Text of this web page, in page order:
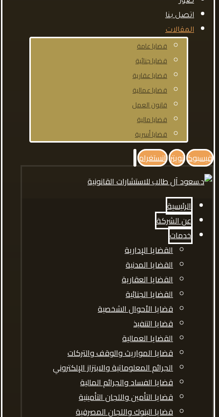
اتصل بنا
المقالات
قضايا عامة
قضايا جنائية
قضايا عقارية
قضايا عمالية
قانون العمل
قضايا مالية
قضايا أسرية
فيسبوك تويتر انستغرام
الرئيسية
عن الشركة
خدمات
القضايا الإدارية
القضايا المدنية
القضايا العقارية
القضايا الجنائية
قضايا الأحوال الشخصية
قضايا التنفيذ
القضايا العمالية
قضايا المواريث والوقف والتركات
الجرائم المعلوماتية والابتزاز الإلكتروني
قضايا الفساد والجرائم المالية
قضايا التأمين واللجان التأمينية
قضايا البنوك واللجان المصرفية